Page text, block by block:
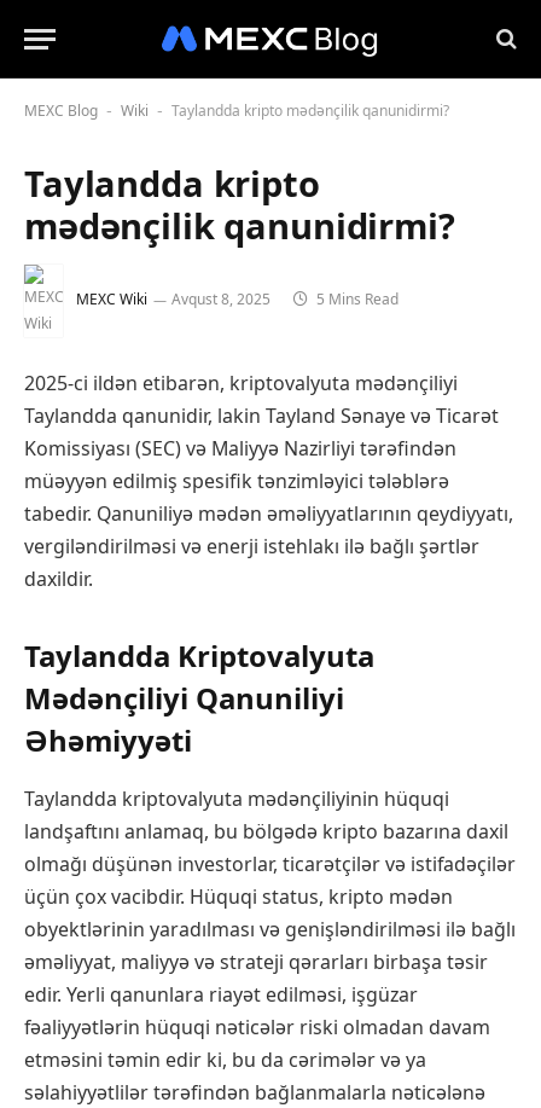
MEXC Blog - Wiki - Taylandda kripto mədənçilik qanunidirmi?
Taylandda kripto
mədənçilik qanunidirmi?
MEXC Wiki Avqust 8, 2025 5 Mins Read
2025-ci ildən etibarən, kriptovalyuta mədənçiliyi
Taylandda qanunidir, lakin Tayland Sənaye və Ticarət
Komissiyası (SEC) və Maliyyə Nazirliyi tərəfindən
müəyyən edilmiş spesifik tənzimləyici tələblərə
tabedir. Qanuniliyə mədən əməliyyatlarının qeydiyyatı,
vergiləndirilməsi və enerji istehlakı ilə bağlı şərtlər
daxildir.
Taylandda Kriptovalyuta
Mədənçiliyi Qanuniliyi
Əhəmiyyəti
Taylandda kriptovalyuta mədənçiliyinin hüquqi
landşaftını anlamaq, bu bölgədə kripto bazarına daxil
olmağı düşünən investorlar, ticarətçilər və istifadəçilər
üçün çox vacibdir. Hüquqi status, kripto mədən
obyektlərinin yaradılması və genişləndirilməsi ilə bağlı
əməliyyat, maliyyə və strateji qərarları birbaşa təsir
edir. Yerli qanunlara riayət edilməsi, işgüzar
fəaliyyətlərin hüquqi nəticələr riski olmadan davam
etməsini təmin edir ki, bu da cərimələr və ya
səlahiyyətlilər tərəfindən bağlanmalarla nəticələnə